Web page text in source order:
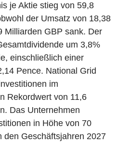
je Aktie stieg von 59,8
der Umsatz von 18,38
Milliarden GBP sank. Der
um 3,8%
einschließlich einer
Pence. National Grid
im
Rekordwert von 11,6
Das Unternehmen
in Höhe von 70
den Geschäftsjahren 2027